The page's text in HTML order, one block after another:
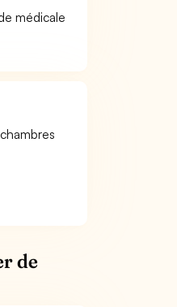
médicale
de